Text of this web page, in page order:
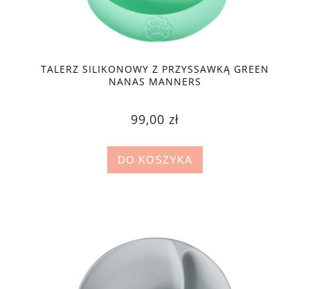
TALERZ SILIKONOWY Z PRZYSSAWKĄ GREEN
NANAS MANNERS
99,00 zł
DO KOSZYKA